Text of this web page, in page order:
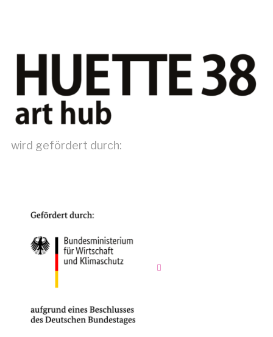
wird gefördert durch: